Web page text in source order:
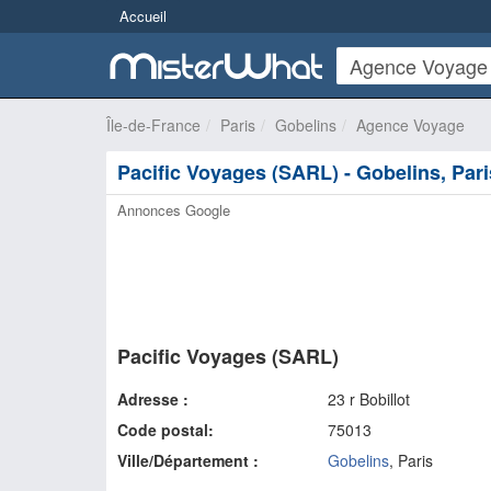
Accueil
Île-de-France Paris Gobelins Agence Voyage
Pacific Voyages (SARL) - Gobelins,
Annonces Google
Pacific Voyages (SARL)
Adresse :
23 r Bobillot
Code postal:
75013
Ville/Département :
Gobelins, Paris